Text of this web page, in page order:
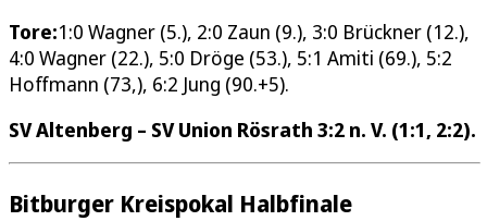
Tore:1:0 Wagner (5.), 2:0 Zaun (9.), 3:0 Brückner (12.),
4:0 Wagner (22.), 5:0 Dröge (53.), 5:1 Amiti (69.), 5:2
Hoffmann (73,), 6:2 Jung (90.+5).
SV Altenberg – SV Union Rösrath 3:2 n. V. (1:1, 2:2).
Bitburger Kreispokal Halbfinale